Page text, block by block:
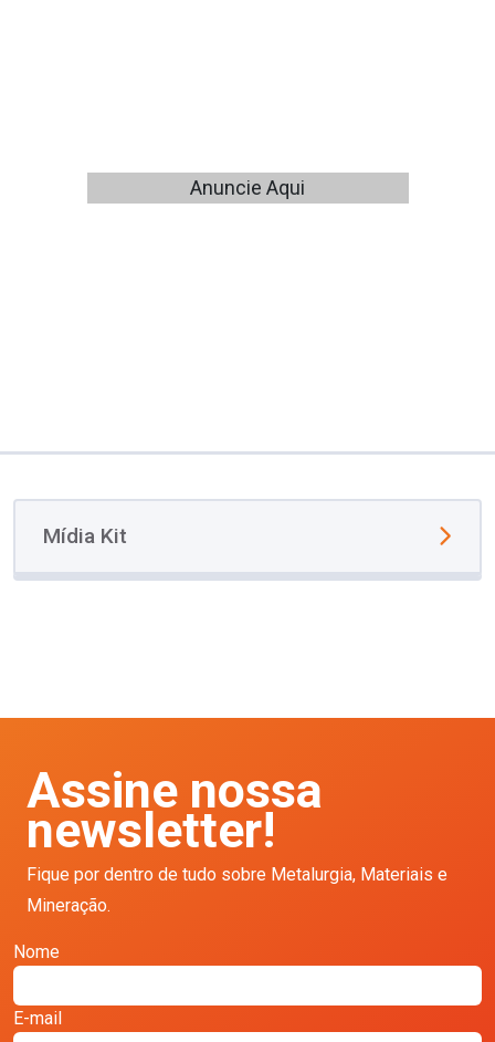
Anuncie Aqui
Mídia Kit
Assine nossa
newsletter!
Fique por dentro de tudo sobre Metalurgia, Materiais e
Mineração.
Nome
E-mail